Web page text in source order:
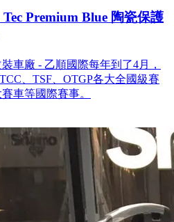
Premium Blue 陶瓷保護
車廠 - 乙順國際每年到了4月，
、TSF、OTGP各大全國級賽
車等國際賽事。